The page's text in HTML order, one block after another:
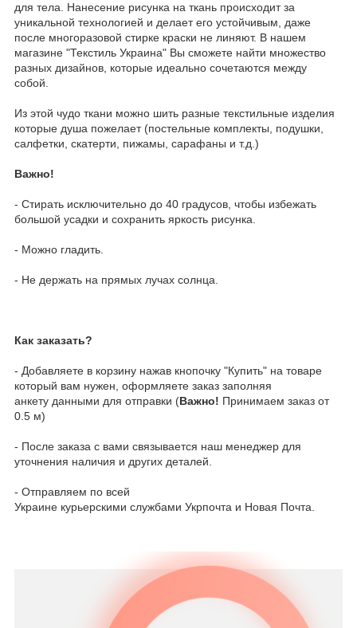
для тела. Нанесение рисунка на ткань происходит за
уникальной технологией и делает его устойчивым, даже
после многоразовой стирке краски не линяют. В нашем
магазине "Текстиль Украина" Вы сможете найти множество
разных дизайнов, которые идеально сочетаются между
собой.
Из этой чудо ткани можно шить разные текстильные изделия
которые душа пожелает (постельные комплекты, подушки,
салфетки, скатерти, пижамы, сарафаны и т.д.)
Важно!
- Стирать исключительно до 40 градусов, чтобы избежать
большой усадки и сохранить яркость рисунка.
- Можно гладить.
- Не держать на прямых лучах солнца.
Как заказать?
- Добавляете в корзину нажав кнопочку "Купить" на товаре
который вам нужен, оформляете заказ заполняя
анкету данными для отправки (Важно! Принимаем заказ от
0.5 м)
- После заказа с вами связывается наш менеджер для
уточнения наличия и других деталей.
- Отправляем по всей
Украине курьерскими службами Укрпочта и Новая Почта.